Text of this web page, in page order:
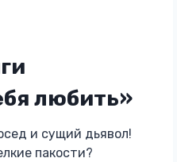
любить»
и сущий дьявол!
пакости?